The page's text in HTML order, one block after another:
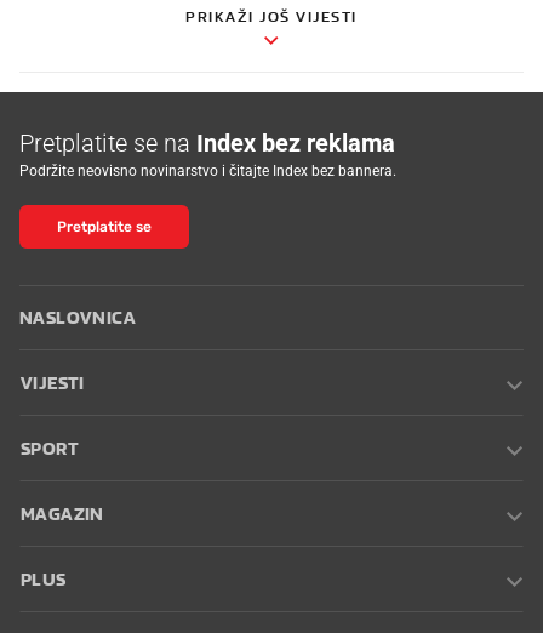
PRIKAŽI JOŠ VIJESTI
Pretplatite se na Index bez reklama
Podržite neovisno novinarstvo i čitajte Index bez bannera.
Pretplatite se
NASLOVNICA
VIJESTI
SPORT
MAGAZIN
PLUS